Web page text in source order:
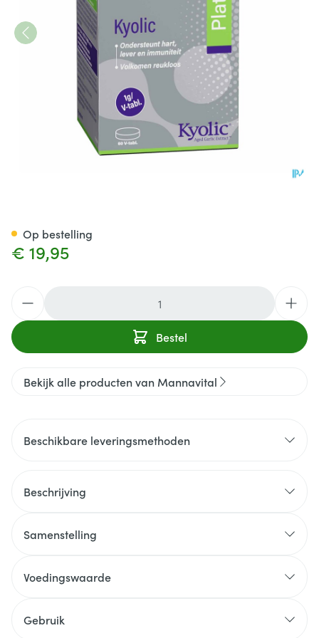
€ 19,95
Bestel
Op bestelling
Bekijk alle producten van Mannavital
Beschikbare leveringsmethoden
Beschrijving
Samenstelling
Voedingswaarde
Gebruik